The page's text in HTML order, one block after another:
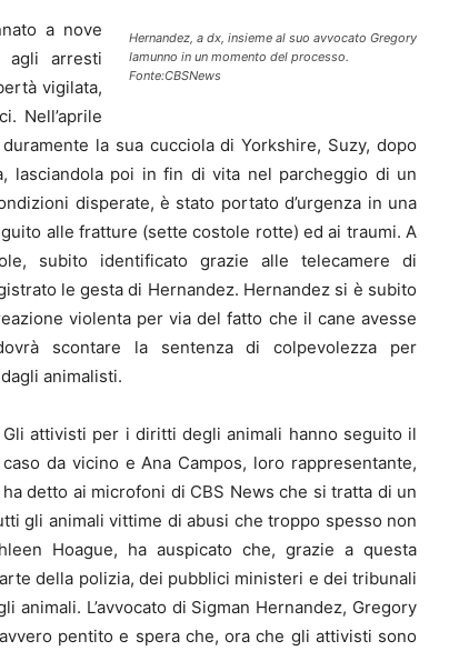
Hernandez, a dx, insieme al suo avvocato Gregory
Iamunno in un momento del processo.
Fonte:CBSNews
a nove
agli arresti
vigilata,
Nell’aprile
la sua cucciola di Yorkshire, Suzy, dopo
lasciandola poi in fin di vita nel parcheggio di un
disperate, è stato portato d’urgenza in una
alle fratture (sette costole rotte) ed ai traumi. A
subito identificato grazie alle telecamere di
le gesta di Hernandez. Hernandez si è subito
violenta per via del fatto che il cane avesse
scontare la sentenza di colpevolezza per
animalisti.
Gli attivisti per i diritti degli animali hanno seguito il
caso da vicino e Ana Campos, loro rappresentante,
ha detto ai microfoni di CBS News che si tratta di un
gli animali vittime di abusi che troppo spesso non
Hoague, ha auspicato che, grazie a questa
della polizia, dei pubblici ministeri e dei tribunali
L’avvocato di Sigman Hernandez, Gregory
pentito e spera che, ora che gli attivisti sono